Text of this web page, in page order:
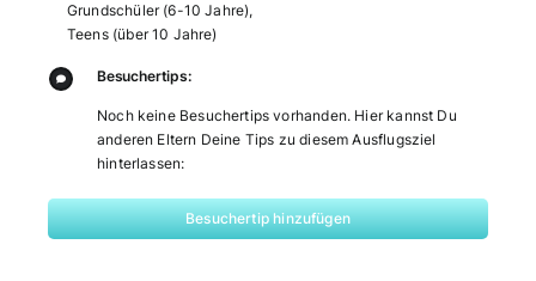
Grundschüler (6-10 Jahre),
Teens (über 10 Jahre)
Besuchertips:
Noch keine Besuchertips vorhanden. Hier kannst Du
anderen Eltern Deine Tips zu diesem Ausflugsziel
hinterlassen:
Besuchertip hinzufügen